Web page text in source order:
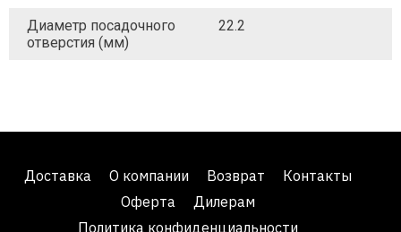
Диаметр посадочного
отверстия (мм)
22.2
Доставка О компании Возврат
Контакты
Оферта
Дилерам
Политика конфиденциальности